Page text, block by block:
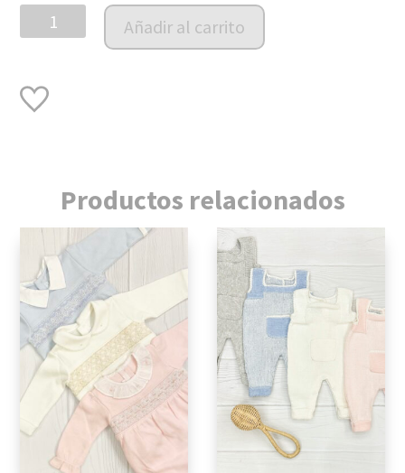
Camisa
Mao
Manga
Corta
Añadir al carrito
Productos relacionados